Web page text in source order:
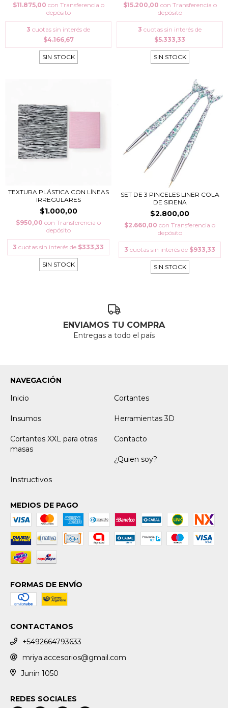
$11.875,00 con Transferencia o
depósito
3 cuotas sin interés de
$4.166,67
SIN STOCK
$15.200,00 con Transferencia o
depósito
3 cuotas sin interés de
$5.333,33
SIN STOCK
TEXTURA PLÁSTICA CON LÍNEAS
IRREGULARES
$1.000,00
$950,00 con Transferencia o
depósito
3 cuotas sin interés de $333,33
SIN STOCK
SET DE 3 PINCELES LINER COLA
DE SIRENA
$2.800,00
$2.660,00 con Transferencia o
depósito
3 cuotas sin interés de $933,33
SIN STOCK
ENVIAMOS TU COMPRA
Entregas a todo el país
NAVEGACIÓN
Inicio
Cortantes
Insumos Herramientas 3D
Cortantes XXL para otras
masas
Contacto
¿Quien soy?
Instructivos
MEDIOS DE PAGO
FORMAS DE ENVÍO
CONTACTANOS
+5492664793633
mriya.accesorios@gmail.com
Junin 1050
REDES SOCIALES